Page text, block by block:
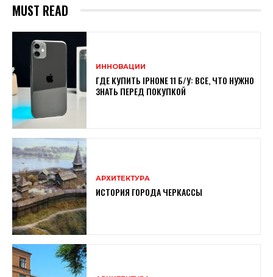
MUST READ
ИННОВАЦИИ
ГДЕ КУПИТЬ IPHONE 11 Б/У: ВСЕ, ЧТО НУЖНО
ЗНАТЬ ПЕРЕД ПОКУПКОЙ
АРХИТЕКТУРА
ИСТОРИЯ ГОРОДА ЧЕРКАССЫ